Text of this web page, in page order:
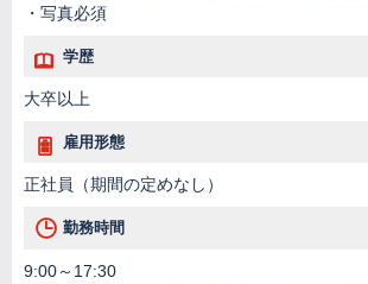
・写真必須
学歴
大卒以上
雇用形態
正社員（期間の定めなし）
勤務時間
9:00～17:30